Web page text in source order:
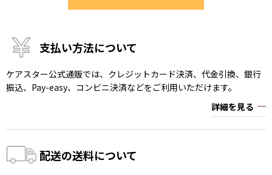
支払い方法について
ケアスター公式通販では、クレジットカード決済、代金引換、銀行
振込、Pay-easy、コンビニ決済などをご利用いただけます。
詳細を見る
配送の送料について